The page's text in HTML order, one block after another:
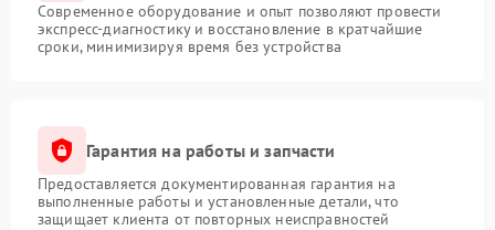
Современное оборудование и опыт позволяют провести
экспресс-диагностику и восстановление в кратчайшие
сроки, минимизируя время без устройства
Гарантия на работы и запчасти
Предоставляется документированная гарантия на
выполненные работы и установленные детали, что
защищает клиента от повторных неисправностей